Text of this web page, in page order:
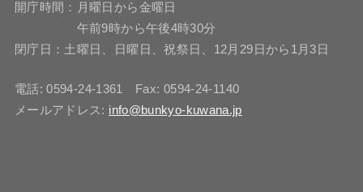
開庁時間：月曜日から金曜日
午前9時から午後4時30分
閉庁日：土曜日、日曜日、祝祭日、12月29日から1月3日
電話: 0594-24-1361 Fax: 0594-24-1140
メールアドレス: info@bunkyo-kuwana.jp